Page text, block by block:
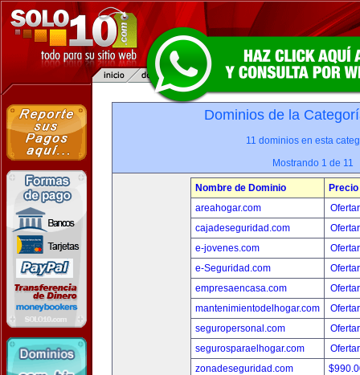
Dominios de la
11 dominios en esta
Mostrando 1 de 11
Nombre de Dominio
Precio
areahogar.com
cajadeseguridad.com
e-jovenes.com
e-Seguridad.com
empresaencasa.com
mantenimientodelhogar.com
seguropersonal.com
segurosparaelhogar.com
zonadeseguridad.com